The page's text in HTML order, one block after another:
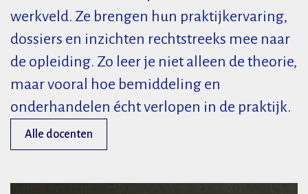
werkveld. Ze brengen hun praktijkervaring,
dossiers en inzichten rechtstreeks mee naar
de opleiding. Zo leer je niet alleen de theorie,
maar vooral hoe bemiddeling en
onderhandelen écht verlopen in de praktijk.
Alle docenten